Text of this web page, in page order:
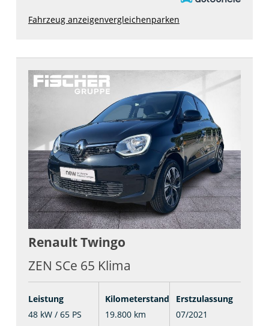
Fahrzeug anzeigenvergleichenparken
RenaultTwingo
ZEN SCe 65 Klima
Leistung
48 kW / 65 PS
Kilometerstand
19.800 km
Erstzulassung
07/2021